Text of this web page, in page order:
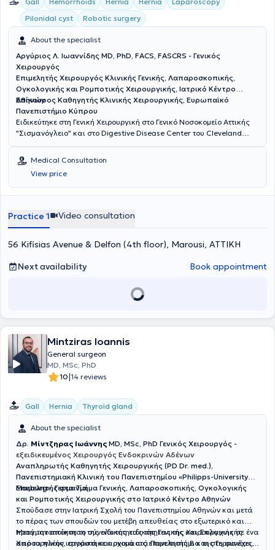
Pilonidal cyst
Robotic surgery
About the specialist
Αργύριος Λ. Ιωαννίδης MD, PhD, FACS, FASCRS - Γενικός
Χειρουργός
Επιμελητής Χειρουργός Κλινικής Γενικής, Λαπαροσκοπικής,
Ογκολογικής και Ρομποτικής Χειρουργικής, Ιατρικό Κέντρο
Αθηνών
Επίκουρος Καθηγητής Κλινικής Χειρουργικής, Ευρωπαϊκό
Πανεπιστήμιο Κύπρου
Ειδικεύτηκε στη Γενική Χειρουργική στο Γενικό Νοσοκομείο Αττικής
"Σισμανόγλειο" και στο Digestive Disease Center του Cleveland
Εταιρείας. Είναι Διδάκτωρ της Ιατρικής Σχολής του Πανεπιστημίου
Αθηνών. Είναι Fellow μετά από κρίση του American College of
Surgeons (ACS) και του American Society of Colon and Rectal
Surgeons (ASCRS). Έχει διατελέσει εκπρόσωπος των νέων
Μελών του European Society of Coloproctology (ESCP). Έχει
εκπαιδευτεί στο Μιλάνο και στη Βιέννη στις τεχνικές TransAnal
αντιμετώπισης περιεδρικών συριγγίων αντίστοιχα. Το ερευνητικό
χειρουργική υπό φθορίζουσες ουσίες και τα μεσο-μακροπρόθεσμα
στις παθήσεις παχέος εντέρου και ορθού. Έχει διατελέσει
υπεύθυνος για την Ελλάδα σε περισσότερες από 10 διεθνείς
Journal of Surgery. Είναι κριτής σε 11 περιοδικά χειρουργικής και
μέλος του εκδοτικού συμβουλίου στα Nature Scientific Reports,
Frontiers in Surgery και Colorectal Disease. Έχει συγγράψει πάνω
από 120 άρθρα-δημοσιεύσεις σε ξενόγλωσσα περιοδικά με
περισσότερες από 2500 αναφορές. Επίσης έχει συμμετάσχει ως
έχει γράψει 2 κεφάλαια συγγραμμάτων χειρουργικής.
Medical Consultation
View price
Practice 1 Video consultation
56 Kifisias Avenue & Delfon (4th floor), Marousi, ΑΤΤΙΚΗ
Next availability
Book appointment
Mintziras Ioannis
General surgeon
MD, MSc, PhD
10|14 reviews
Gall Hernia Thyroid gland
About the specialist
Δρ. Μίντζηρας Ιωάννης MD, MSc, PhD Γενικός Χειρουργός -
εξειδικευμένος Χειρουργός Ενδοκρινών Αδένων
Αναπληρωτής Καθηγητής Χειρουργικής (PD Dr. med.),
Πανεπιστημιακή Κλινική του Πανεπιστημίου «Philipps-University
Marburg», Γερμανία
Επιμελητής στο Τμήμα Γενικής, Λαπαροσκοπικής, Ογκολογικής
και Ρομποτικής Χειρουργικής στο Ιατρικό Κέντρο Αθηνών
Σπούδασε στην Ιατρική Σχολή του Πανεπιστημίου Αθηνών και μετά
το πέρας των σπουδών του μετέβη απευθείας στο εξωτερικό και
πραγματοποίησε το σύνολο της ειδικότητας της Χειρουργικής σε ένα
από τα πλέον ιστορικά και ονομαστά Πανεπιστήμια της Γερμανίας,
Μετά την απόκτηση της ειδικότητας της Γενικής και Σπλαχνικής
Χειρουργικής, εργάστηκε αρχικά ως επιμελητής Β και στη συνέχεια